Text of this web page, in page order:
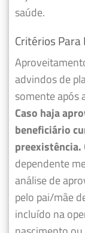
saúde.
Critérios Para
advindos de
somente após
Caso haja
beneficiário
preexistência.
dependente
análise de
pelo pai/mãe
incluído na